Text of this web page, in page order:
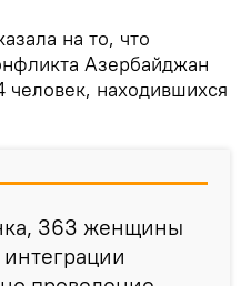
на то, что
Азербайджан
человек, находившихся
363 женщины